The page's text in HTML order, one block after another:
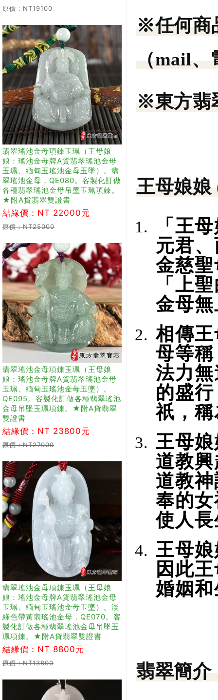
原價：NT19100
翡翠瑤池金母項鍊玉珮（王母娘
娘：瑤池金母牌A貨翡翠瑤池金母
玉珮、緬甸玉瑤池金母玉墜）。翡
翠瑤池金母，QE080。客製化訂做
各種翡翠瑤池金母吊墜玉珮項鍊。
★附A貨翡翠雙證書
結緣價：NT 22000元
原價：NT25000
翡翠瑤池金母項鍊玉珮（王母娘
娘：瑤池金母牌A貨翡翠瑤池金母
玉珮、緬甸玉瑤池金母玉墜）。
QE095。客製化訂做各種翡翠瑤池
金母吊墜玉珮項鍊。★附A貨翡翠
雙證書
結緣價：NT 23800元
原價：NT27000
翡翠瑤池金母項鍊玉珮（王母娘
娘：瑤池金母牌A貨翡翠瑤池金母
玉珮、緬甸玉瑤池金母玉墜）。淡
綠色帶黃翡瑤池金母，QE070。客
製化訂做各種翡翠瑤池金母吊墜玉
珮項鍊。★附A貨翡翠雙證書
結緣價：NT 8800元
原價：NT13800
※任何商
（mail
※東方翡
王母娘娘
「王
元君
金慈
「上
金母
相傳
母等
法力
的盛
祇，
王母
道教
道教
奉的
使人
王母
因此
婚姻
翡翠簡介